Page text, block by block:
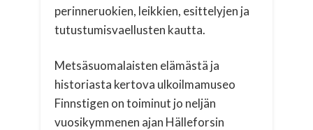
perinneruokien, leikkien, esittelyjen ja
tutustumisvaellusten kautta.
Metsäsuomalaisten elämästä ja
historiasta kertova ulkoilmamuseo
Finnstigen on toiminut jo neljän
vuosikymmenen ajan Hälleforsin